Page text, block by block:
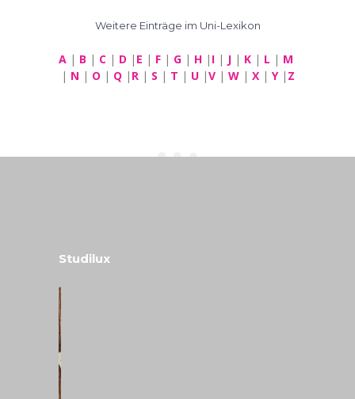
Weitere Einträge im Uni-Lexikon
A | B | C | D | E | F | G | H | I | J | K | L | M
| N | O | Q | R| S | T | U|V| W| X| Y| Z
Studilux